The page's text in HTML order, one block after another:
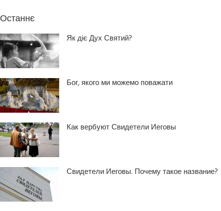
Останнє
Як діє Дух Святий?
Бог, якого ми можемо поважати
Как вербуют Свидетели Иеговы
Свидетели Иеговы. Почему такое название?